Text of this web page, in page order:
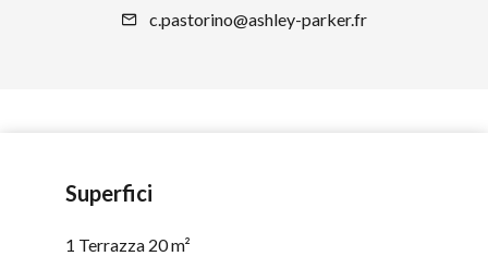
c.pastorino@ashley-parker.fr
Superfici
1 Terrazza 20 m²